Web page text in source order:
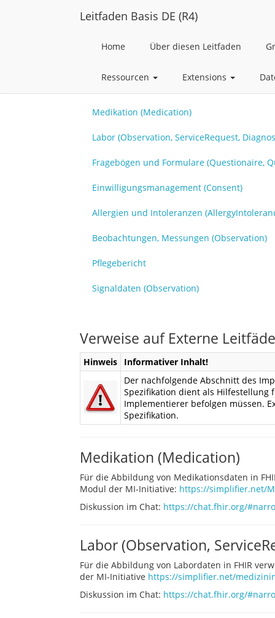
Leitfaden Basis DE (R4)
Home Über diesen Leitfaden
Ressourcen Extensions
Medikation (Medication)
Labor (Observation, ServiceRequest,
Fragebögen und Formulare (Questionaire,
Einwilligungsmanagement (Consent)
Allergien und Intoleranzen
Beobachtungen, Messungen (Observation)
Pflegebericht
Signaldaten (Observation)
Verweise auf Externe
Hinweis
Informativer Inhalt!
Der nachfolgende Abschnitt des
Spezifikation dient als Hilfestellung
Implementierer befolgen müssen.
Spezifikation.
Medikation (Medication)
Für die Abbildung von Medikationsdaten in
Modul der MI-Initiative: https://simplifier.net/
Diskussion im Chat: https://chat.fhir.org/
Labor (Observation,
Für die Abbildung von Labordaten in FHIR
der MI-Initiative https://simplifier.net/
Diskussion im Chat: https://chat.fhir.org/